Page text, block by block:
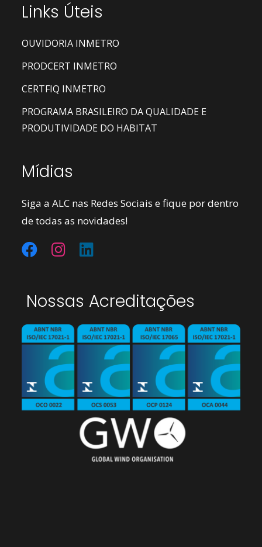
Links Úteis
OUVIDORIA INMETRO
PRODCERT INMETRO
CERTFIQ INMETRO
PROGRAMA BRASILEIRO DA QUALIDADE E
PRODUTIVIDADE DO HABITAT
Mídias
Siga a ALC nas Redes Sociais e fique por dentro
de todas as novidades!
Nossas Acreditações